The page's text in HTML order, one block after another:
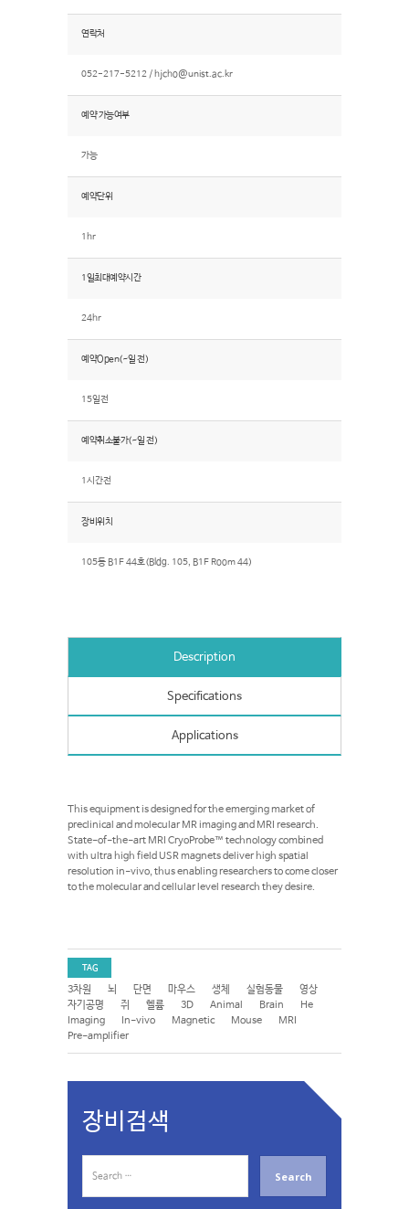
연락처
052-217-5212 /hjcho@unist.ac.kr
예약 가능여부
가능
예약단위
1hr
1일최대예약시간
24hr
예약Open(~일 전)
15일전
예약취소불가(~일 전)
1시간전
장비위치
105동 B1F 44호(Bldg. 105, B1F Room 44)
Description
Specifications
Applications
This equipment is designed for the emerging market of
preclinical and molecular MR imaging and MRI research.
State-of-the-art MRI CryoProbe™ technology combined
with ultra high field USR magnets deliver high spatial
resolution in-vivo, thus enabling researchers to come closer
to the molecular and cellular level research they desire.
TAG
3차원 뇌 단면 마우스 생체 실험동물
영상
자기공명
쥐 헬륨 3D Animal Brain
He
Imaging
In-vivo Magnetic Mouse
MRI
Pre-amplifier
장비검색
a